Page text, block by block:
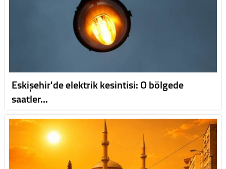
Eskişehir'de elektrik kesintisi: O bölgede
saatler…